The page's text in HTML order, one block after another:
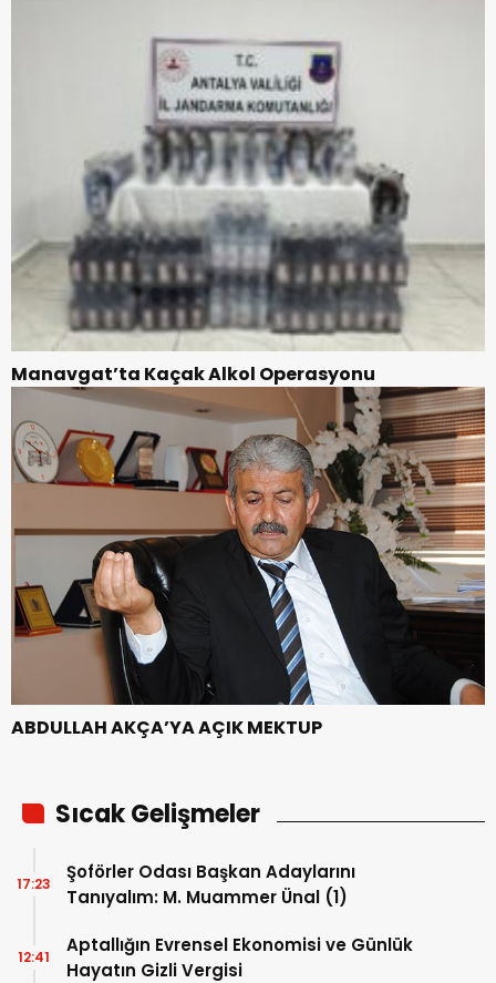
Manavgat’ta Kaçak Alkol Operasyonu
ABDULLAH AKÇA’YA AÇIK MEKTUP
Sıcak Gelişmeler
Şoförler Odası Başkan Adaylarını
Tanıyalım: M. Muammer Ünal (1)
17:23
Aptallığın Evrensel Ekonomisi ve Günlük
Hayatın Gizli Vergisi
12:41